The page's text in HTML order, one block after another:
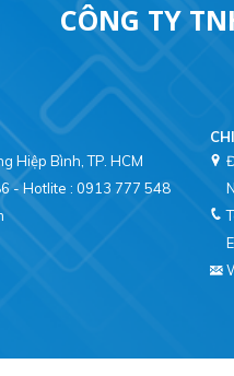
CÔNG TY
Hiệp Bình, TP. HCM
- Hotlite : 0913 777 548